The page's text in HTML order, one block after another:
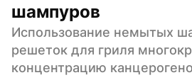
шампуров
Использование немытых
решеток для гриля
концентрацию